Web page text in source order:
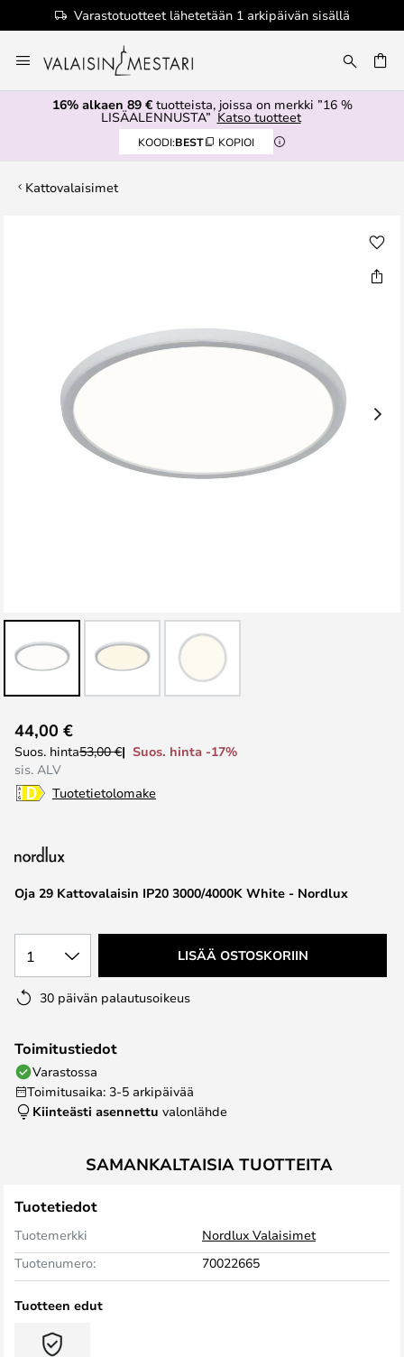
Varastotuotteet lähetetään 1 arkipäivän sisällä
to
Content
16% alkaen 89 €tuotteista, joissa on merkki ”16 %
LISÄALENNUSTA” Katso tuotteet
KOODI:BEST KOPIOI
Kattovalaisimet
to
the
beginning
images
Oja 29 Kattovalaisin IP20 3000/4000K White - Nordlux
44,00 €
Suos. hinta53,00 €
Suos. hinta -17%
sis. ALV
Tuotetietolomake
1 LISÄÄ OSTOSKORIIN
30 päivän palautusoikeus
Toimitustiedot
Varastossa
Toimitusaika: 3-5 arkipäivää
Kiinteästi asennettu valonlähde
SAMANKALTAISIA TUOTTEITA
Tuotetiedot
Tuotemerkki
Nordlux Valaisimet
Tuotenumero:
70022665
Tuotteen edut